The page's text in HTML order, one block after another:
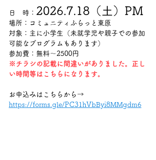
日　時： 2026.7.18（土）PM
場所：コミュニティふらっと東原
対象：主に小学生（未就学児や親子での参加
可能なプログラムもあります）
参加費：無料〜2500円
※チラシの記載に間違いがありました。正し
い時間等はこちらになります。
お申込みはこちらから→
https://forms.gle/PC31hVbByi8MMgdm6